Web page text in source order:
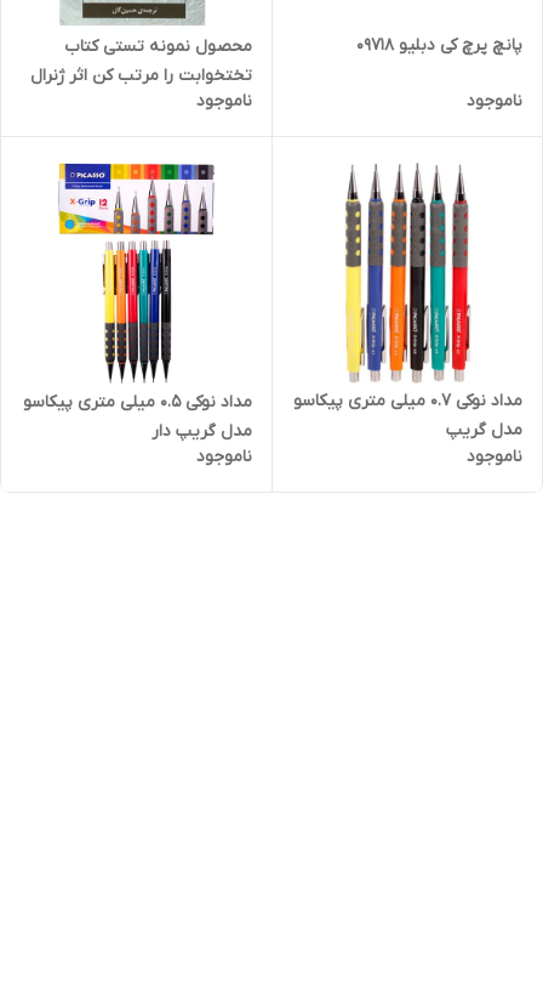
پانچ پرچ کی دبلیو 09718
ناموجود
محصول نمونه تستی کتاب
تختخوابت را مرتب کن اثر ژنرال
ویلیام اچ. مک ریون
ناموجود
مداد نوکی 0.7 میلی متری پیکاسو
مدل گریپ
ناموجود
مداد نوکی 0.5 میلی متری پیکاسو
مدل گریپ دار
ناموجود